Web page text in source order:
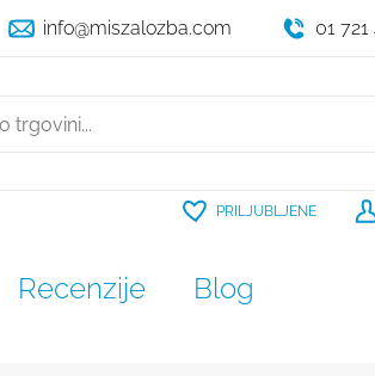
info@miszalozba.com 01
PRILJUBLJENE
Recenzije Blog